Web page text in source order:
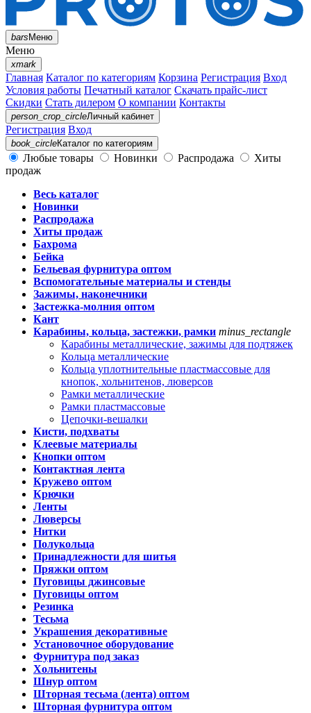
barsМеню
Меню
xmark
Главная Каталог по категориям Корзина Регистрация Вход
Условия работы Печатный каталог Скачать прайс-лист
Скидки Стать дилером О компании Контакты
person_crop_circleЛичный кабинет
Регистрация Вход
book_circleКаталог по категориям
Любые товары Новинки Распродажа
Хиты
продаж
Весь каталог
Новинки
Распродажа
Хиты продаж
Бахрома
Бейка
Бельевая фурнитура оптом
Вспомогательные материалы и стенды
Зажимы, наконечники
Застежка-молния оптом
Кант
Карабины, кольца, застежки, рамки minus_rectangle
Карабины металлические, зажимы для подтяжек
Кольца металлические
Кольца уплотнительные пластмассовые для
кнопок, хольнитенов, люверсов
Рамки металлические
Рамки пластмассовые
Цепочки-вешалки
Кисти, подхваты
Клеевые материалы
Кнопки оптом
Контактная лента
Кружево оптом
Крючки
Ленты
Люверсы
Нитки
Полукольца
Принадлежности для шитья
Пряжки оптом
Пуговицы джинсовые
Пуговицы оптом
Резинка
Тесьма
Украшения декоративные
Установочное оборудование
Фурнитура под заказ
Хольнитены
Шнур оптом
Шторная тесьма (лента) оптом
Шторная фурнитура оптом